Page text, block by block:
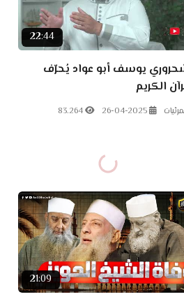
22:44
يوسف أبو عواد يُحرّف
الكريم
26-04-2025
83.264
21:09
شيخنا أبا إسحاق - وفاة
الحويني رحمه الله